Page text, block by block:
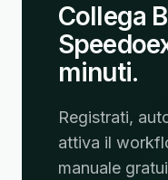
Collega
minuti.
Registrati,
attiva il
manuale